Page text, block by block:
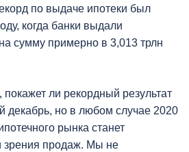
по выдаче ипотеки был
когда банки выдали
сумму примерно в 3,013 трлн
ли рекордный результат
декабрь, но в любом случае 2020
рынка станет
зрения продаж. Мы не